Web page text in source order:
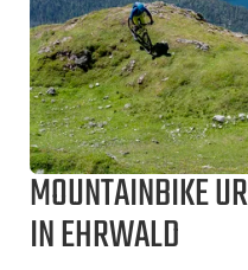
MOUNTAINBIKE
IN EHRWALD